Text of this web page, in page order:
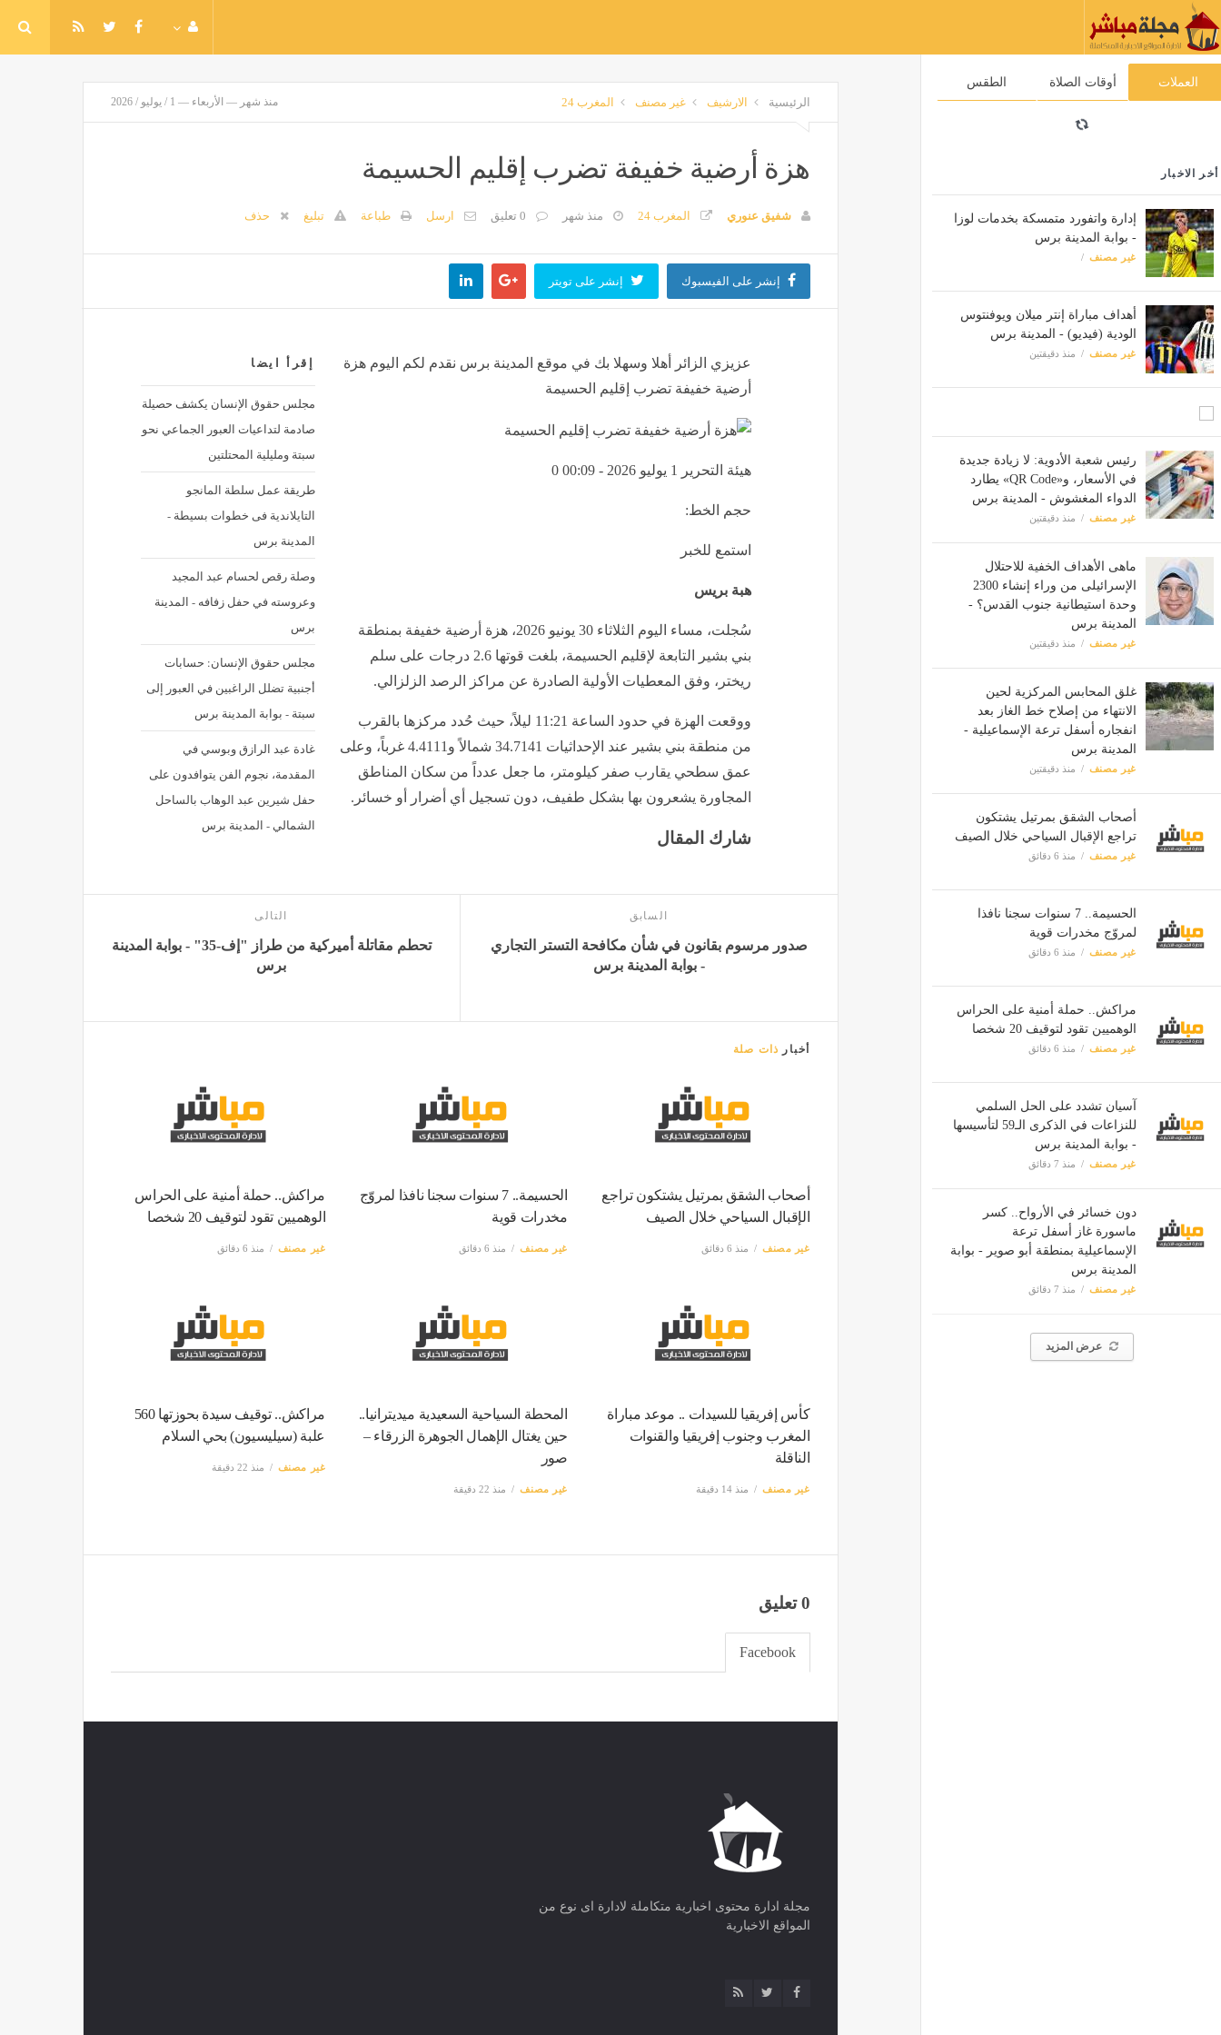
العملات أوقات الصلاة الطقس
أخر الاخبار
إدارة واتفورد متمسكة بخدمات لوزا
- بوابة المدينة برس
غير مصنف
أهداف مباراة إنتر ميلان ويوفنتوس
الودية (فيديو) - المدينة برس
غير مصنف منذ دقيقتين
رئيس شعبة الأدوية: لا زيادة جديدة
في الأسعار، و«QR Code» يطارد
الدواء المغشوش - المدينة برس
غير مصنف منذ دقيقتين
ماهى الأهداف الخفية للاحتلال
الإسرائيلى من وراء إنشاء 2300
وحدة استيطانية جنوب القدس؟ -
المدينة برس
غير مصنف منذ دقيقتين
غلق المحابس المركزية لحين
الانتهاء من إصلاح خط الغاز بعد
انفجاره أسفل ترعة الإسماعيلية -
المدينة برس
غير مصنف منذ دقيقتين
أصحاب الشقق بمرتيل يشتكون
تراجع الإقبال السياحي خلال الصيف
غير مصنف منذ 6 دقائق
الحسيمة.. 7 سنوات سجنا نافذا
لمروّج مخدرات قوية
غير مصنف منذ 6 دقائق
مراكش.. حملة أمنية على الحراس
الوهميين تقود لتوقيف 20 شخصا
غير مصنف منذ 6 دقائق
آسيان تشدد على الحل السلمي
للنزاعات في الذكرى الـ59 لتأسيسها
- بوابة المدينة برس
غير مصنف منذ 7 دقائق
دون خسائر في الأرواح.. كسر
ماسورة غاز أسفل ترعة
الإسماعيلية بمنطقة أبو صوير - بوابة
المدينة برس
غير مصنف منذ 7 دقائق
عرض المزيد
الرئيسية الارشيف غير مصنف المغرب 24 منذ شهر — الأربعاء — 1 / يوليو / 2026
هزة أرضية خفيفة تضرب إقليم الحسيمة
شفيق عنوري المغرب 24 منذ شهر 0 تعليق ارسل طباعة تبليغ حذف
إنشر على الفيسبوك إنشر على تويتر
إقرأ ايضا
مجلس حقوق الإنسان يكشف حصيلة
صادمة لتداعيات العبور الجماعي نحو
سبتة ومليلية المحتلتين
طريقة عمل سلطة المانجو
التايلاندية فى خطوات بسيطة -
المدينة برس
وصلة رقص لحسام عبد المجيد
وعروسته في حفل زفافه - المدينة
برس
مجلس حقوق الإنسان: حسابات
أجنبية تضلل الراغبين في العبور إلى
سبتة - بوابة المدينة برس
غادة عبد الرازق وبوسي في
المقدمة، نجوم الفن يتوافدون على
حفل شيرين عبد الوهاب بالساحل
الشمالي - المدينة برس
عزيزي الزائر أهلا وسهلا بك في موقع المدينة برس نقدم لكم اليوم هزة
أرضية خفيفة تضرب إقليم الحسيمة
هيئة التحرير 1 يوليو 2026 - 00:09 0
حجم الخط:
استمع للخبر
هبة بريس
سُجلت، مساء اليوم الثلاثاء 30 يونيو 2026، هزة أرضية خفيفة بمنطقة
بني بشير التابعة لإقليم الحسيمة، بلغت قوتها 2.6 درجات على سلم
ريختر، وفق المعطيات الأولية الصادرة عن مراكز الرصد الزلزالي.
ووقعت الهزة في حدود الساعة 11:21 ليلاً، حيث حُدد مركزها بالقرب
من منطقة بني بشير عند الإحداثيات 34.7141 شمالاً و4.4111 غرباً، وعلى
عمق سطحي يقارب صفر كيلومتر، ما جعل عدداً من سكان المناطق
المجاورة يشعرون بها بشكل طفيف، دون تسجيل أي أضرار أو خسائر.
شارك المقال
السابق
صدور مرسوم بقانون في شأن مكافحة التستر التجاري
- بوابة المدينة برس
التالى
تحطم مقاتلة أميركية من طراز "إف-35" - بوابة المدينة
برس
أخبار ذات صلة
أصحاب الشقق بمرتيل يشتكون تراجع
الإقبال السياحي خلال الصيف
غير مصنف منذ 6 دقائق
الحسيمة.. 7 سنوات سجنا نافذا لمروّج
مخدرات قوية
غير مصنف منذ 6 دقائق
مراكش.. حملة أمنية على الحراس
الوهميين تقود لتوقيف 20 شخصا
غير مصنف منذ 6 دقائق
كأس إفريقيا للسيدات .. موعد مباراة
المغرب وجنوب إفريقيا والقنوات
الناقلة
غير مصنف منذ 14 دقيقة
المحطة السياحية السعيدية ميديترانيا..
حين يغتال الإهمال الجوهرة الزرقاء –
صور
غير مصنف منذ 22 دقيقة
مراكش.. توقيف سيدة بحوزتها 560
علبة (سيليسيون) بحي السلام
غير مصنف منذ 22 دقيقة
0 تعليق
Facebook
مجلة ادارة محتوى اخبارية متكاملة لادارة اى نوع من
المواقع الاخبارية